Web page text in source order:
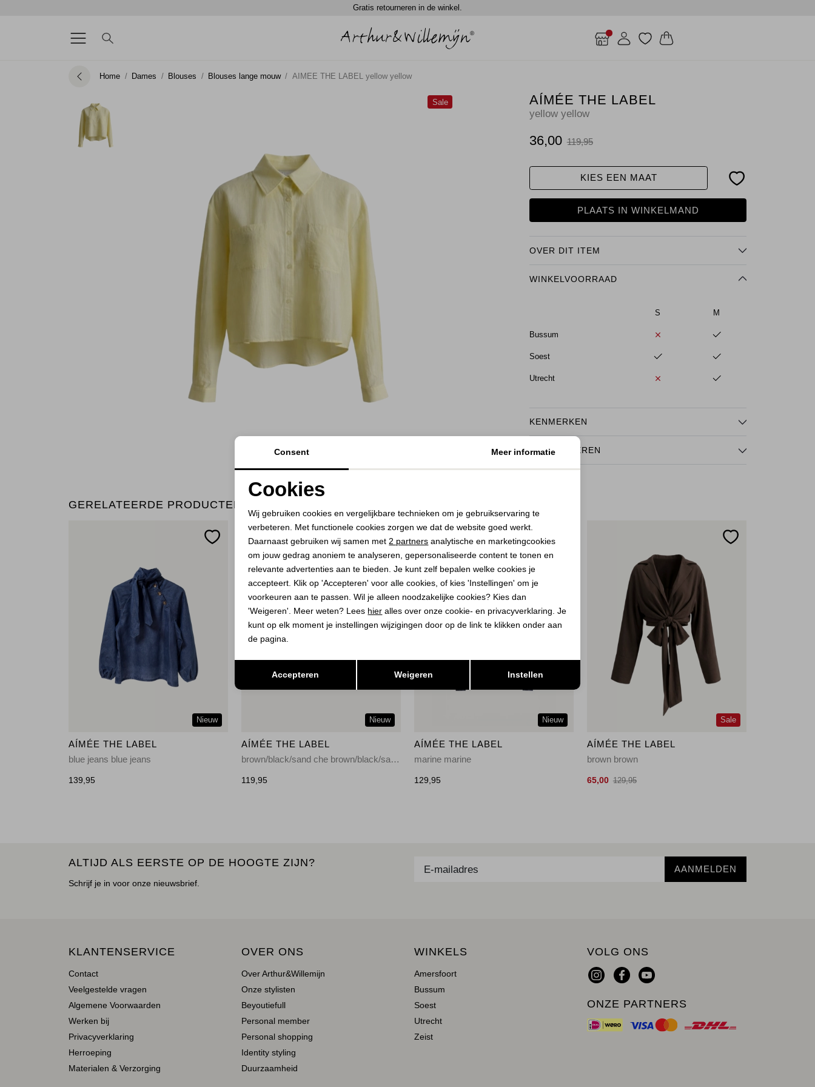
Gratis retourneren in de winkel.
Home Dames Blouses Blouses lange mouw AIMEE THE LABEL yellow yellow
Sale AÍMÉE THE LABEL
yellow yellow
36,00 119,95
KIES EEN MAAT
PLAATS IN WINKELMAND
OVER DIT ITEM
WINKELVOORRAAD
S M
Bussum
Soest
Utrecht
KENMERKEN
RETOURNEREN
GERELATEERDE PRODUCTEN
Nieuw
AÍMÉE THE LABEL
blue jeans blue jeans
139,95
Nieuw
AÍMÉE THE LABEL
brown/black/sand che brown/black/sand check
119,95
Nieuw
AÍMÉE THE LABEL
marine marine
129,95
Sale
AÍMÉE THE LABEL
brown brown
65,00 129,95
ALTIJD ALS EERSTE OP DE HOOGTE ZIJN?
Schrijf je in voor onze nieuwsbrief.
AANMELDEN
KLANTENSERVICE
Contact
Veelgestelde vragen
Algemene Voorwaarden
Werken bij
Privacyverklaring
Herroeping
Materialen & Verzorging
OVER ONS
Over Arthur&Willemijn
Onze stylisten
Beyoutiefull
Personal member
Personal shopping
Identity styling
Duurzaamheid
WINKELS
Amersfoort
Bussum
Soest
Utrecht
Zeist
VOLG ONS
ONZE PARTNERS
Analytische cookies Marketing cookies
Consent Meer informatie
Cookies
Wij gebruiken cookies en vergelijkbare technieken om je gebruikservaring te
verbeteren. Met functionele cookies zorgen we dat de website goed werkt.
Daarnaast gebruiken wij samen met 2 partners analytische en marketingcookies
om jouw gedrag anoniem te analyseren, gepersonaliseerde content te tonen en
relevante advertenties aan te bieden. Je kunt zelf bepalen welke cookies je
accepteert. Klik op 'Accepteren' voor alle cookies, of kies 'Instellingen' om je
voorkeuren aan te passen. Wil je alleen noodzakelijke cookies? Kies dan
'Weigeren'. Meer weten? Lees hier alles over onze cookie- en privacyverklaring. Je
kunt op elk moment je instellingen wijzigingen door op de link te klikken onder aan
de pagina.
Accepteren Weigeren Instellen